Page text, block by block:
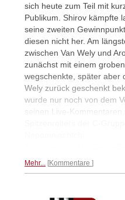
sich heute zum Teil mit
Publikum. Shirov kämpfte
seine zweiten
diesen nicht her. Am
zwischen Van Wely und
zunächst mit einem
wegschenkte, später aber
Wely zurück geschenkt
wurde nur noch von dem
seinen Live-
Mehr... Kommentare